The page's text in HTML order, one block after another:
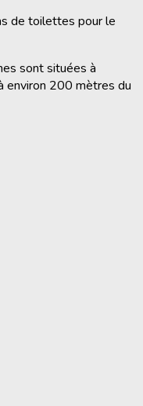
de toilettes pour le
sont situées à
environ 200 mètres du